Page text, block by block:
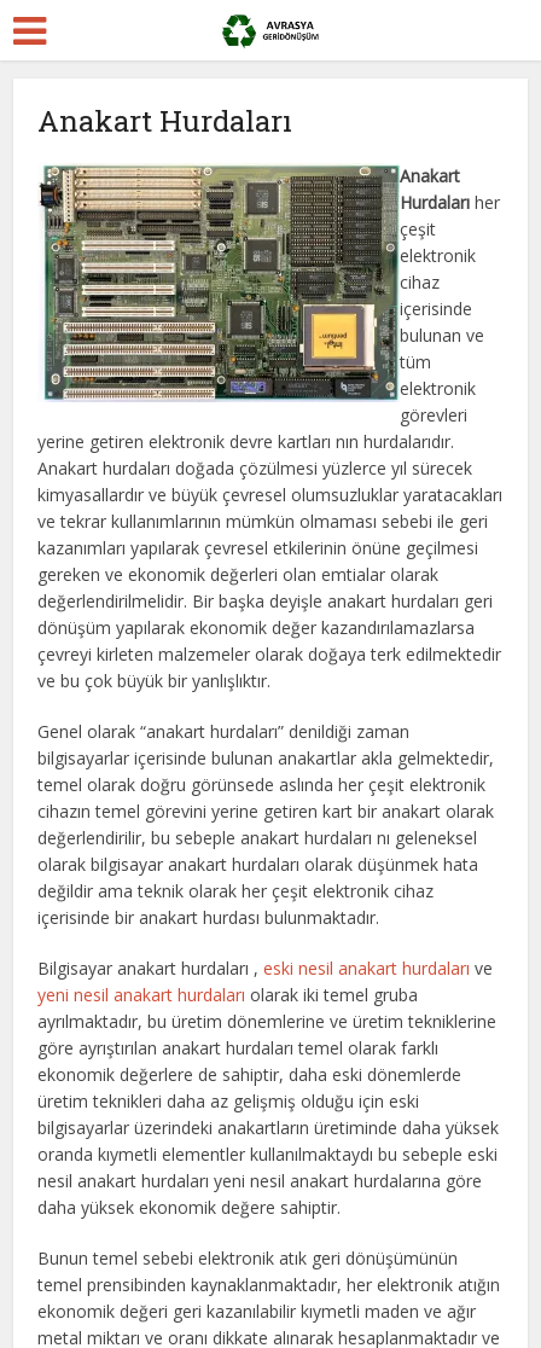
Anakart Hurdaları
Anakart
Hurdaları her
çeşit
elektronik
cihaz
içerisinde
bulunan ve
tüm
elektronik
görevleri
yerine getiren elektronik devre kartları nın hurdalarıdır.
Anakart hurdaları doğada çözülmesi yüzlerce yıl sürecek
kimyasallardır ve büyük çevresel olumsuzluklar yaratacakları
ve tekrar kullanımlarının mümkün olmaması sebebi ile geri
kazanımları yapılarak çevresel etkilerinin önüne geçilmesi
gereken ve ekonomik değerleri olan emtialar olarak
değerlendirilmelidir. Bir başka deyişle anakart hurdaları geri
dönüşüm yapılarak ekonomik değer kazandırılamazlarsa
çevreyi kirleten malzemeler olarak doğaya terk edilmektedir
ve bu çok büyük bir yanlışlıktır.
Genel olarak “anakart hurdaları” denildiği zaman
bilgisayarlar içerisinde bulunan anakartlar akla gelmektedir,
temel olarak doğru görünsede aslında her çeşit elektronik
cihazın temel görevini yerine getiren kart bir anakart olarak
değerlendirilir, bu sebeple anakart hurdaları nı geleneksel
olarak bilgisayar anakart hurdaları olarak düşünmek hata
değildir ama teknik olarak her çeşit elektronik cihaz
içerisinde bir anakart hurdası bulunmaktadır.
Bilgisayar anakart hurdaları ,eski nesil anakart hurdaları ve
yeni nesil anakart hurdaları olarak iki temel gruba
ayrılmaktadır, bu üretim dönemlerine ve üretim tekniklerine
göre ayrıştırılan anakart hurdaları temel olarak farklı
ekonomik değerlere de sahiptir, daha eski dönemlerde
üretim teknikleri daha az gelişmiş olduğu için eski
bilgisayarlar üzerindeki anakartların üretiminde daha yüksek
oranda kıymetli elementler kullanılmaktaydı bu sebeple eski
nesil anakart hurdaları yeni nesil anakart hurdalarına göre
daha yüksek ekonomik değere sahiptir.
Bunun temel sebebi elektronik atık geri dönüşümünün
temel prensibinden kaynaklanmaktadır, her elektronik atığın
ekonomik değeri geri kazanılabilir kıymetli maden ve ağır
metal miktarı ve oranı dikkate alınarak hesaplanmaktadır ve